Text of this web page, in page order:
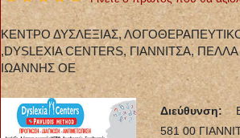
ΚΕΝΤΡΟ ΔΥΣΛΕΞΙΑΣ,
,DYSLEXIA CENTERS, ΓΙΑΝΝΙΤΣΑ,
ΙΩΑΝΝΗΣ ΟΕ
Διεύθυνση:
581 00